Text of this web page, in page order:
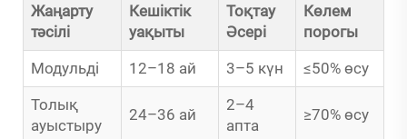
Жаңарту
тәсілі
Кешіктік
уақыты
Тоқтау
Әсері
Көлем
порогы
Модульді
12–18 ай 3–5 күн
≤50% өсу
Толық
ауыстыру
24–36 ай
2–4
апта
≥70% өсу